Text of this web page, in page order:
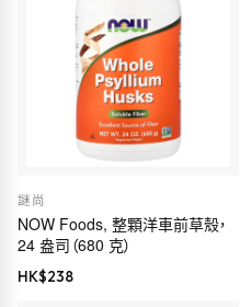
謎尚
NOW Foods, 整顆洋車前草殼，
24 盎司（680 克）
HK$238